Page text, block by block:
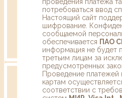
потребоваться ввод
Настоящий сайт
шифрование.
сообщаемой
обеспечивается ПАО
информация не будет
третьим лицам за
предусмотренных
Проведение платежей
картам
соответствии с